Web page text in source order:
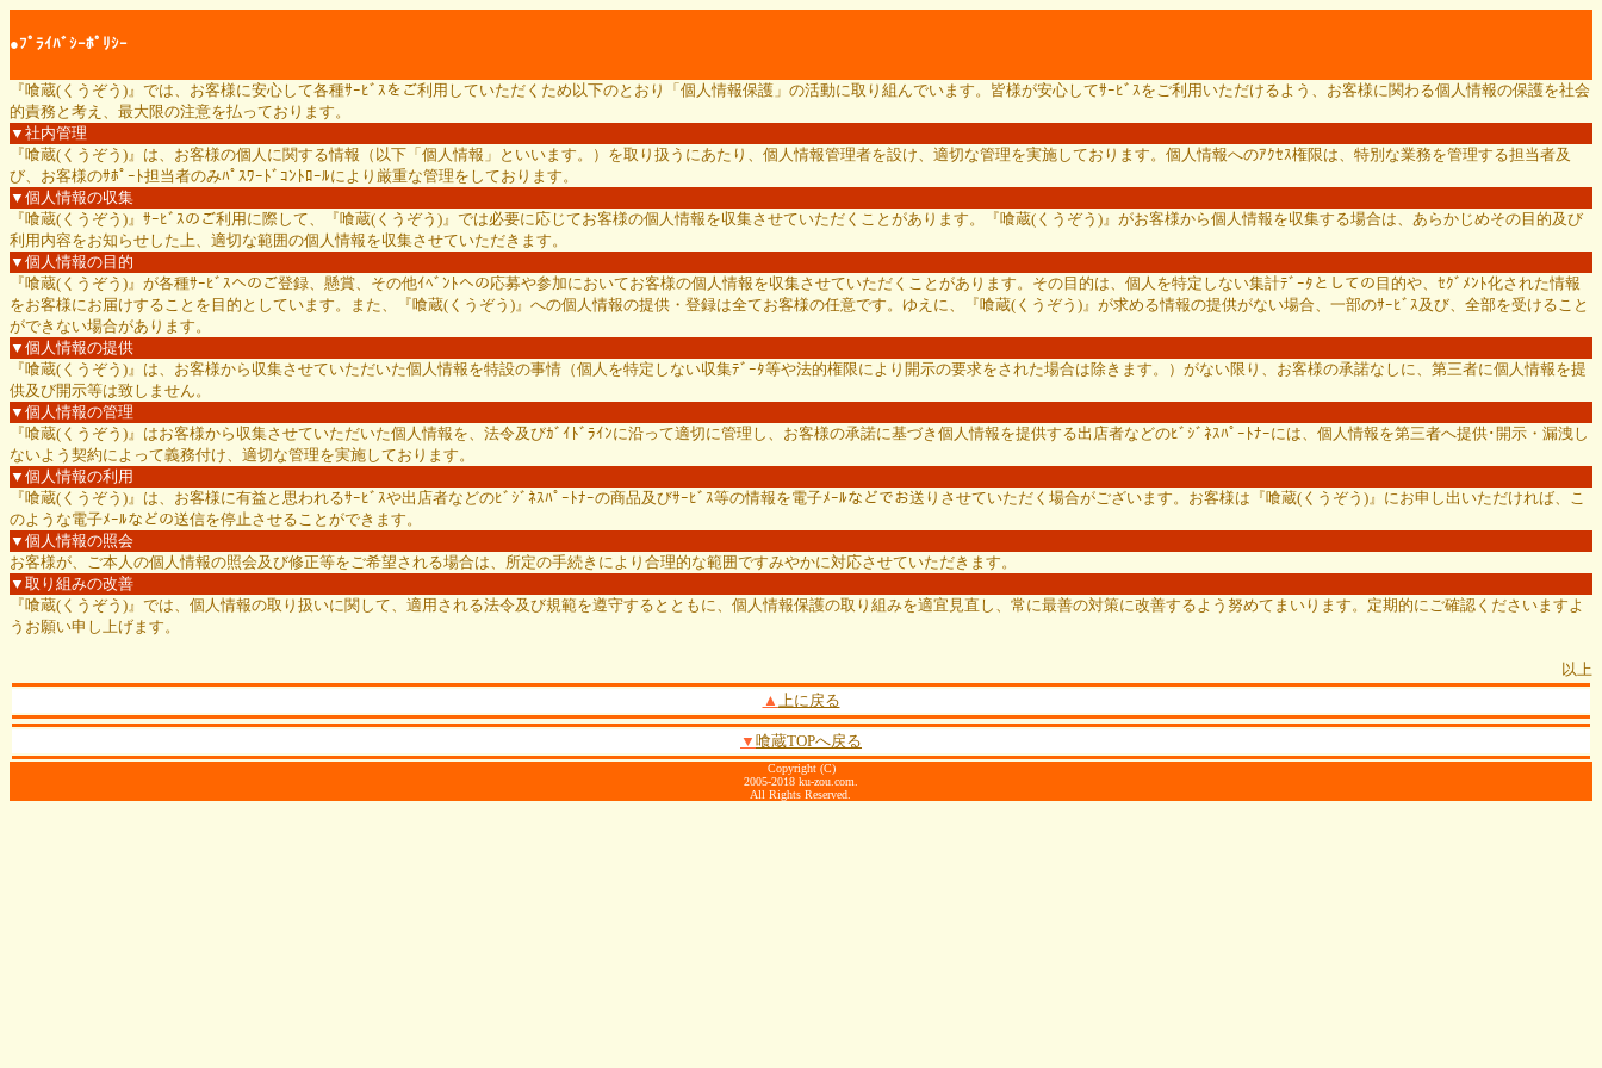
●ﾌﾟﾗｲﾊﾞｼｰﾎﾟﾘｼｰ
『喰蔵(くうぞう)』では、お客様に安心して各種ｻｰﾋﾞｽをご利用していただくため以下のとおり「個人情報保護」の活動に取り組んでいます。皆様が安心してｻｰﾋﾞｽをご利用いただけるよう、お客様に関わる個人情報の保護を社会
的責務と考え、最大限の注意を払っております。
▼社内管理
『喰蔵(くうぞう)』は、お客様の個人に関する情報（以下「個人情報」といいます。）を取り扱うにあたり、個人情報管理者を設け、適切な管理を実施しております。個人情報へのｱｸｾｽ権限は、特別な業務を管理する担当者及
び、お客様のｻﾎﾟｰﾄ担当者のみﾊﾟｽﾜｰﾄﾞｺﾝﾄﾛｰﾙにより厳重な管理をしております。
▼個人情報の収集
『喰蔵(くうぞう)』ｻｰﾋﾞｽのご利用に際して、『喰蔵(くうぞう)』では必要に応じてお客様の個人情報を収集させていただくことがあります。『喰蔵(くうぞう)』がお客様から個人情報を収集する場合は、あらかじめその目的及び
利用内容をお知らせした上、適切な範囲の個人情報を収集させていただきます。
▼個人情報の目的
『喰蔵(くうぞう)』が各種ｻｰﾋﾞｽへのご登録、懸賞、その他ｲﾍﾞﾝﾄへの応募や参加においてお客様の個人情報を収集させていただくことがあります。その目的は、個人を特定しない集計ﾃﾞｰﾀとしての目的や、ｾｸﾞﾒﾝﾄ化された情報
をお客様にお届けすることを目的としています。また、『喰蔵(くうぞう)』への個人情報の提供・登録は全てお客様の任意です。ゆえに、『喰蔵(くうぞう)』が求める情報の提供がない場合、一部のｻｰﾋﾞｽ及び、全部を受けること
ができない場合があります。
▼個人情報の提供
『喰蔵(くうぞう)』は、お客様から収集させていただいた個人情報を特設の事情（個人を特定しない収集ﾃﾞｰﾀ等や法的権限により開示の要求をされた場合は除きます。）がない限り、お客様の承諾なしに、第三者に個人情報を提
供及び開示等は致しません。
▼個人情報の管理
『喰蔵(くうぞう)』はお客様から収集させていただいた個人情報を、法令及びｶﾞｲﾄﾞﾗｲﾝに沿って適切に管理し、お客様の承諾に基づき個人情報を提供する出店者などのﾋﾞｼﾞﾈｽﾊﾟｰﾄﾅｰには、個人情報を第三者へ提供･開示・漏洩し
ないよう契約によって義務付け、適切な管理を実施しております。
▼個人情報の利用
『喰蔵(くうぞう)』は、お客様に有益と思われるｻｰﾋﾞｽや出店者などのﾋﾞｼﾞﾈｽﾊﾟｰﾄﾅｰの商品及びｻｰﾋﾞｽ等の情報を電子ﾒｰﾙなどでお送りさせていただく場合がございます。お客様は『喰蔵(くうぞう)』にお申し出いただければ、こ
のような電子ﾒｰﾙなどの送信を停止させることができます。
▼個人情報の照会
お客様が、ご本人の個人情報の照会及び修正等をご希望される場合は、所定の手続きにより合理的な範囲ですみやかに対応させていただきます。
▼取り組みの改善
『喰蔵(くうぞう)』では、個人情報の取り扱いに関して、適用される法令及び規範を遵守するとともに、個人情報保護の取り組みを適宜見直し、常に最善の対策に改善するよう努めてまいります。定期的にご確認くださいますよ
うお願い申し上げます。
以上
▲ 上に戻る
▼ 喰蔵TOPへ戻る
Copyright (C)
2005-2018 ku-zou.com.
All Rights Reserved.